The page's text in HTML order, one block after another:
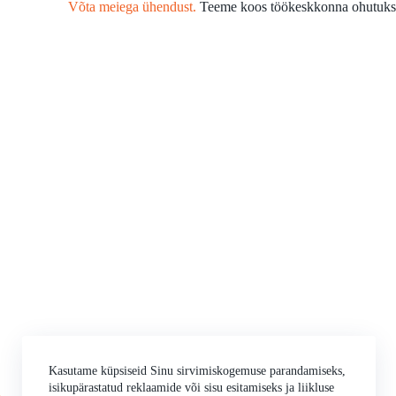
Kasutame küpsiseid Sinu sirvimiskogemuse parandamiseks,
isikupärastatud reklaamide või sisu esitamiseks ja liikluse
Võta meiega ühendust. Teeme koos töökeskkonna